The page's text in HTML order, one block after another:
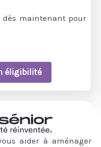
dès maintenant pour
éligibilité
aider à aménager